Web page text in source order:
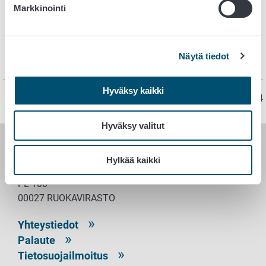
Markkinointi
Näytä tiedot
Hyväksy kaikki
Hyväksy valitut
Hylkää kaikki
Agarius
spp.), joilla on jalassa rengas ja joillakin jopa tyvimukula.
herkkusienen kypsyvät itiöt tummentavat sen heltat.
Sivu on viimeksi päivitetty 20.8.2024
PL 100
00027 RUOKAVIRASTO
Yhteystiedot
Palaute
Tietosuojailmoitus